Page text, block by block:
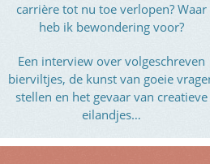
carrière tot nu toe verlopen? Waar
heb ik bewondering voor?
Een interview over volgeschreven
bierviltjes, de kunst van goeie
stellen en het gevaar van creatieve
eilandjes…